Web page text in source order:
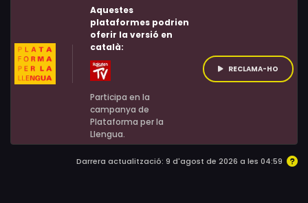
Aquestes
plataformes podrien
oferir la versió en
català:
Participa en la
campanya de
Plataforma per la
Llengua.
RECLAMA-HO
Darrera actualització: 9 d'agost de 2026 a les 04:59